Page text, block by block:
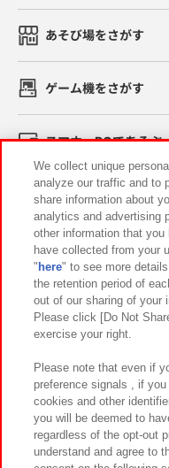
あそび場をさがす
ゲーム機をさがす
スマホ・PCであそぶ
イベント・キャンペー
関連会社 サス
プライバシーポリシー
お取引先さまとと
カスタマーハラスメント対応
We collect unique
analyze our traffic and to
share information about
analytics and advertising
other information that
have collected from your
" here" to see more
the retention period of
out of our sharing of your
Please click [Do Not
exercise your right.
Please note that even if
preference signals , if
cookies and other
you will be deemed to
regardless of the opt-out
understand and agree to